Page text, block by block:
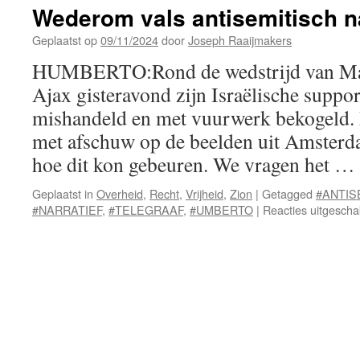
Wederom vals antisemitisch
Geplaatst op09/11/2024doorJoseph Raaijmakers
HUMBERTO:Rond de wedstrijd van
Ajax gisteravond zijn Israëlische
mishandeld en met vuurwerk
met afschuw op de beelden uit
hoe dit kon gebeuren. We vragen het …
Geplaatst in Overheid, Recht, Vrijheid, Zion | Getagged
#NARRATIEF, #TELEGRAAF, #UMBERTO | Reacties